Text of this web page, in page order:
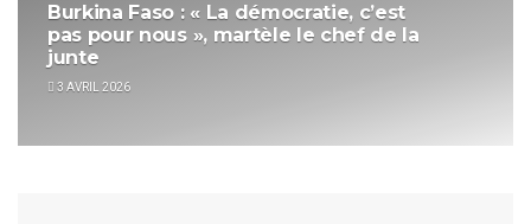
Burkina Faso : « La démocratie, c’est
pas pour nous », martèle le chef de la
junte
3 AVRIL 2026